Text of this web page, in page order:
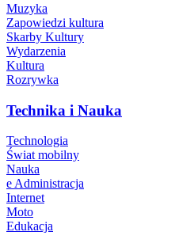
Muzyka
Zapowiedzi kultura
Skarby Kultury
Wydarzenia
Kultura
Rozrywka
Technika i Nauka
Technologia
Świat mobilny
Nauka
e Administracja
Internet
Moto
Edukacja